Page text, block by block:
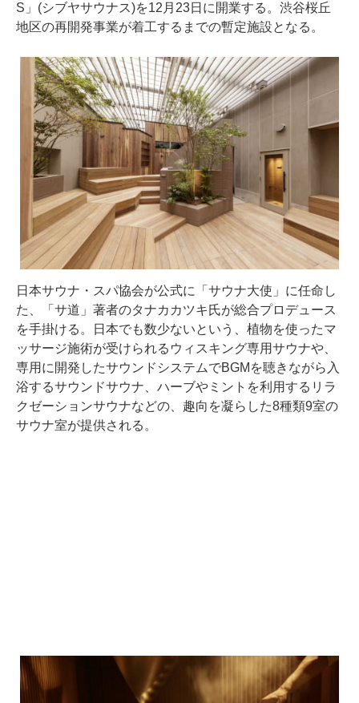
S」(シブヤサウナス)を12月23日に開業する。渋谷桜丘
地区の再開発事業が着工するまでの暫定施設となる。
日本サウナ・スパ協会が公式に「サウナ大使」に任命し
た、「サ道」著者のタナカカツキ氏が総合プロデュース
を手掛ける。日本でも数少ないという、植物を使ったマ
ッサージ施術が受けられるウィスキング専用サウナや、
専用に開発したサウンドシステムでBGMを聴きながら入
浴するサウンドサウナ、ハーブやミントを利用するリラ
クゼーションサウナなどの、趣向を凝らした8種類9室の
サウナ室が提供される。